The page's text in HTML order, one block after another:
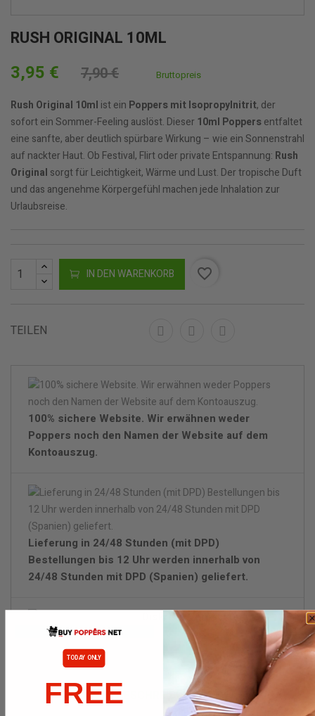
RUSH ORIGINAL 10ML
3,95 € 7,90 € Bruttopreis
Rush Original 10ml ist ein Poppers mit Isopropylnitrit, der
sofort ein Sommer-Feeling auslöst. Dieser 10ml Poppersentfaltet
eine sanfte, aber deutlich spürbare Wirkung – wie ein Sonnenstrahl
auf nackter Haut. Ob Festival, Flirt oder private Entspannung: Rush
Original sorgt für Leichtigkeit, Wärme und Lust. Der tropische Duft
und das angenehme Körpergefühl machen jede Inhalation zur
Urlaubsreise.
IN DEN WARENKORB favorite_border
TEILEN
100% sichere Website. Wir erwähnen weder
Poppers noch den Namen der Website auf dem
Kontoauszug.
Lieferung in 24/48 Stunden (mit DPD)
Bestellungen bis 12 Uhr werden innerhalb von
24/48 Stunden mit DPD (Spanien) geliefert.
Diskrete Verpackung.
BESCHREIBUNG
TODAY ONLY
FREE